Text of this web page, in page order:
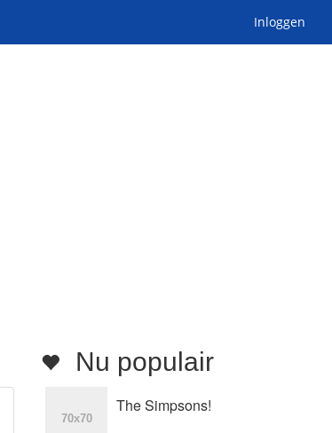
Inloggen
Nu populair
The Simpsons!